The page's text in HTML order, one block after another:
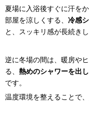
夏場に入浴後すぐに汗を
部屋を涼しくする、 冷感
と、スッキリ感が長続きし
逆に冬場の間は、暖房や
る、 熱めのシャワーを出
です。
温度環境を整えることで